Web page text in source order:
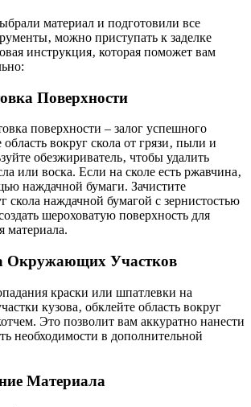
материал и подготовили все
можно приступать к заделке
инструкция‚ которая поможет вам
Поверхности
поверхности – залог успешного
вокруг скола от грязи‚ пыли и
обезжириватель‚ чтобы удалить
или воска. Если на сколе есть ржавчина‚
наждачной бумаги. Зачистите
скола наждачной бумагой с зернистостью
шероховатую поверхность для
материала.
Окружающих Участков
краски или шпатлевки на
кузова‚ обклейте область вокруг
Это позволит вам аккуратно нанести
необходимости в дополнительной
Материала